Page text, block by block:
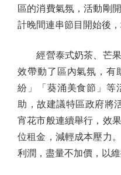
區的消費氣氛，活動剛
計晚間連串節目開始後，
經營泰式奶茶、芒果
效帶動了區內氣氛，有
紛」「葵涌美食節」等
助，故建議特區政府將
宵花市般連續舉行，效
位租金，減輕成本壓力
利潤，盡量不加價，以維